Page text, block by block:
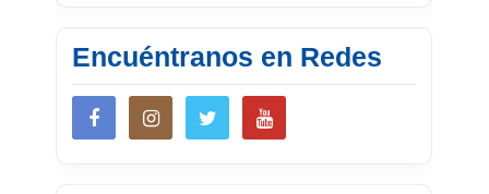
Encuéntranos en Redes